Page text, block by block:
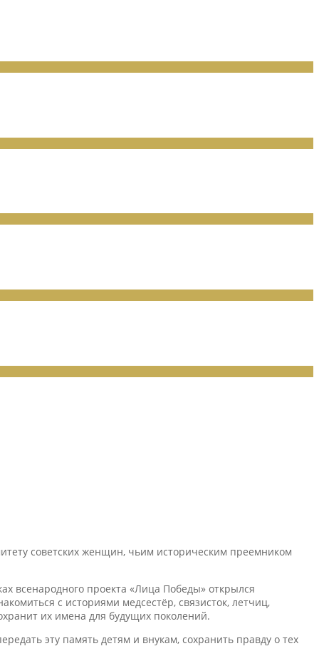
советских женщин, чьим историческим преемником
всенародного проекта «Лица Победы» открылся
с историями медсестёр, связисток, летчиц,
их имена для будущих поколений.
эту память детям и внукам, сохранить правду о тех